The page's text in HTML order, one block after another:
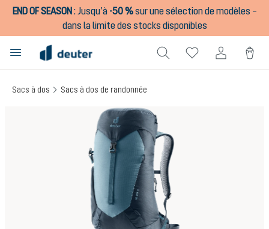
principal
END OF SEASON: Jusqu’à -50 %sur une sélection de modèles –
dans la limite des stocks disponibles
Sacs à dos Sacs à dos de randonnée
Ignorer la galerie d'images